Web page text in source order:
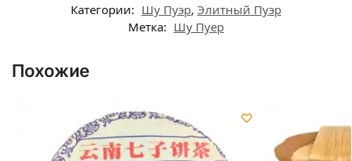
Категории: Шу Пуэр, Элитный Пуэр
Метка: Шу Пуер
Похожие